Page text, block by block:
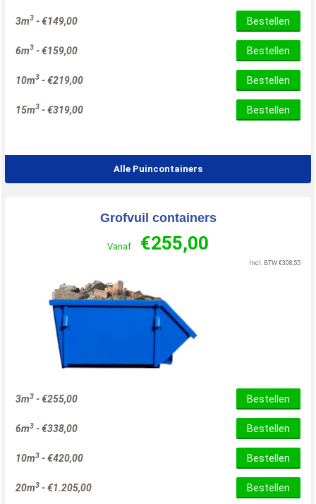
3m3 -€149,00 Bestellen
6m3 -€159,00 Bestellen
10m3 -€219,00 Bestellen
15m3 -€319,00 Bestellen
Alle Puincontainers
Grofvuil containers
Vanaf €255,00
Incl. BTW €308,55
3m3 -€255,00 Bestellen
6m3 -€338,00 Bestellen
10m3 -€420,00 Bestellen
20m3 -€1.205,00 Bestellen